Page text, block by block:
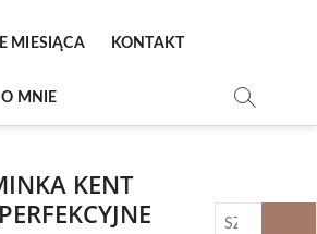
MIESIĄCA KONTAKT
O MNIE
KENT